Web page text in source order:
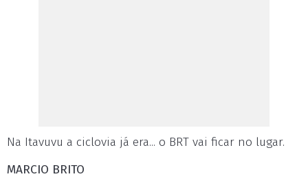
Na Itavuvu a ciclovia já era... o BRT vai ficar no lugar.
MARCIO BRITO